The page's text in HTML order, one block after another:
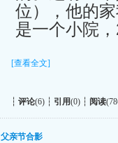
位），他的
是一个小院
[查看全文]
┆ 评论(6) ┆ 引用(0) ┆ 阅读
父亲节合影